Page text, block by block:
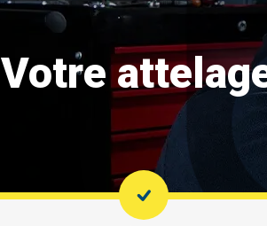
Votre